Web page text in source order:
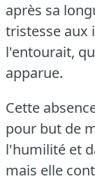
après sa
tristesse aux
l'entourait,
apparue.
Cette
pour but de
l'humilité et
mais elle